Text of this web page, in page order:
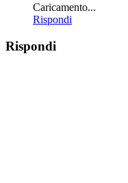
Caricamento...
Rispondi
Rispondi